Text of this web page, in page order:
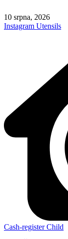
to
content
10 srpna, 2026
Instagram Utensils
Cash-register Child